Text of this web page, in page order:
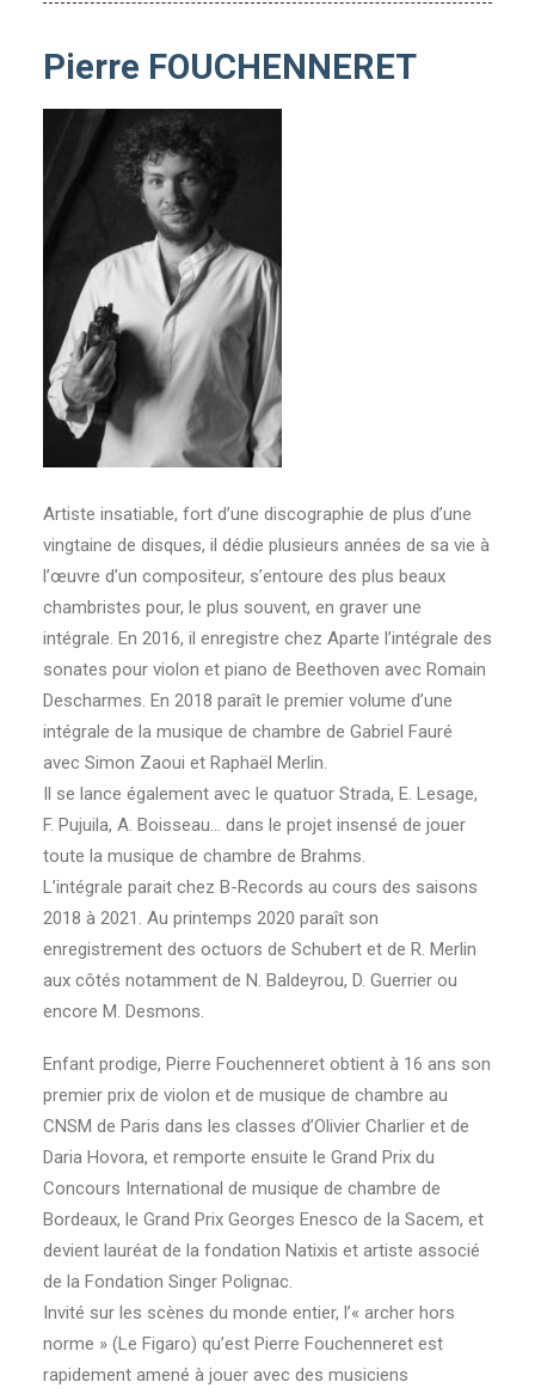
Pierre FOUCHENNERET
Artiste insatiable, fort d’une discographie de plus d’une
vingtaine de disques, il dédie plusieurs années de sa vie à
l’œuvre d’un compositeur, s’entoure des plus beaux
chambristes pour, le plus souvent, en graver une
intégrale. En 2016, il enregistre chez Aparte l’intégrale des
sonates pour violon et piano de Beethoven avec Romain
Descharmes. En 2018 paraît le premier volume d’une
intégrale de la musique de chambre de Gabriel Fauré
avec Simon Zaoui et Raphaël Merlin.
Il se lance également avec le quatuor Strada, E. Lesage,
F. Pujuila, A. Boisseau… dans le projet insensé de jouer
toute la musique de chambre de Brahms.
L’intégrale parait chez B-Records au cours des saisons
2018 à 2021. Au printemps 2020 paraît son
enregistrement des octuors de Schubert et de R. Merlin
aux côtés notamment de N. Baldeyrou, D. Guerrier ou
encore M. Desmons.
Enfant prodige, Pierre Fouchenneret obtient à 16 ans son
premier prix de violon et de musique de chambre au
CNSM de Paris dans les classes d’Olivier Charlier et de
Daria Hovora, et remporte ensuite le Grand Prix du
Concours International de musique de chambre de
Bordeaux, le Grand Prix Georges Enesco de la Sacem, et
devient lauréat de la fondation Natixis et artiste associé
de la Fondation Singer Polignac.
Invité sur les scènes du monde entier, l’« archer hors
norme » (Le Figaro) qu’est Pierre Fouchenneret est
rapidement amené à jouer avec des musiciens